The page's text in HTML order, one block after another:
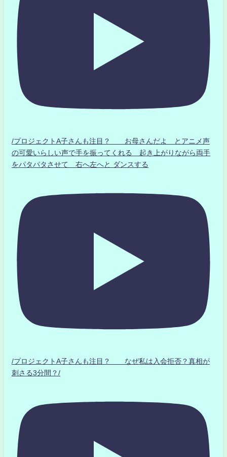
/プロジェクトA子さんも注目？ お母さんだよ とアニメ声
の可愛いらしい声で手を振ってくれる 起き上がりながら両手
をパタパタさせて 右へ左へと ダンスする
/プロジェクトA子さんも注目？ なぜ私は入会拒否？真相が
刺さる3分間？/